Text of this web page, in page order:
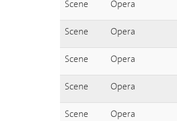
Scene Opera
Scene Opera
Scene Opera
Scene Opera
Scene Opera